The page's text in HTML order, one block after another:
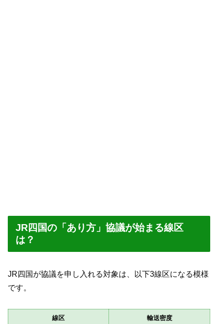
JR四国の「あり方」協議が始まる線区
は？
JR四国が協議を申し入れる対象は、以下3線区になる模様
です。
線区 輸送密度